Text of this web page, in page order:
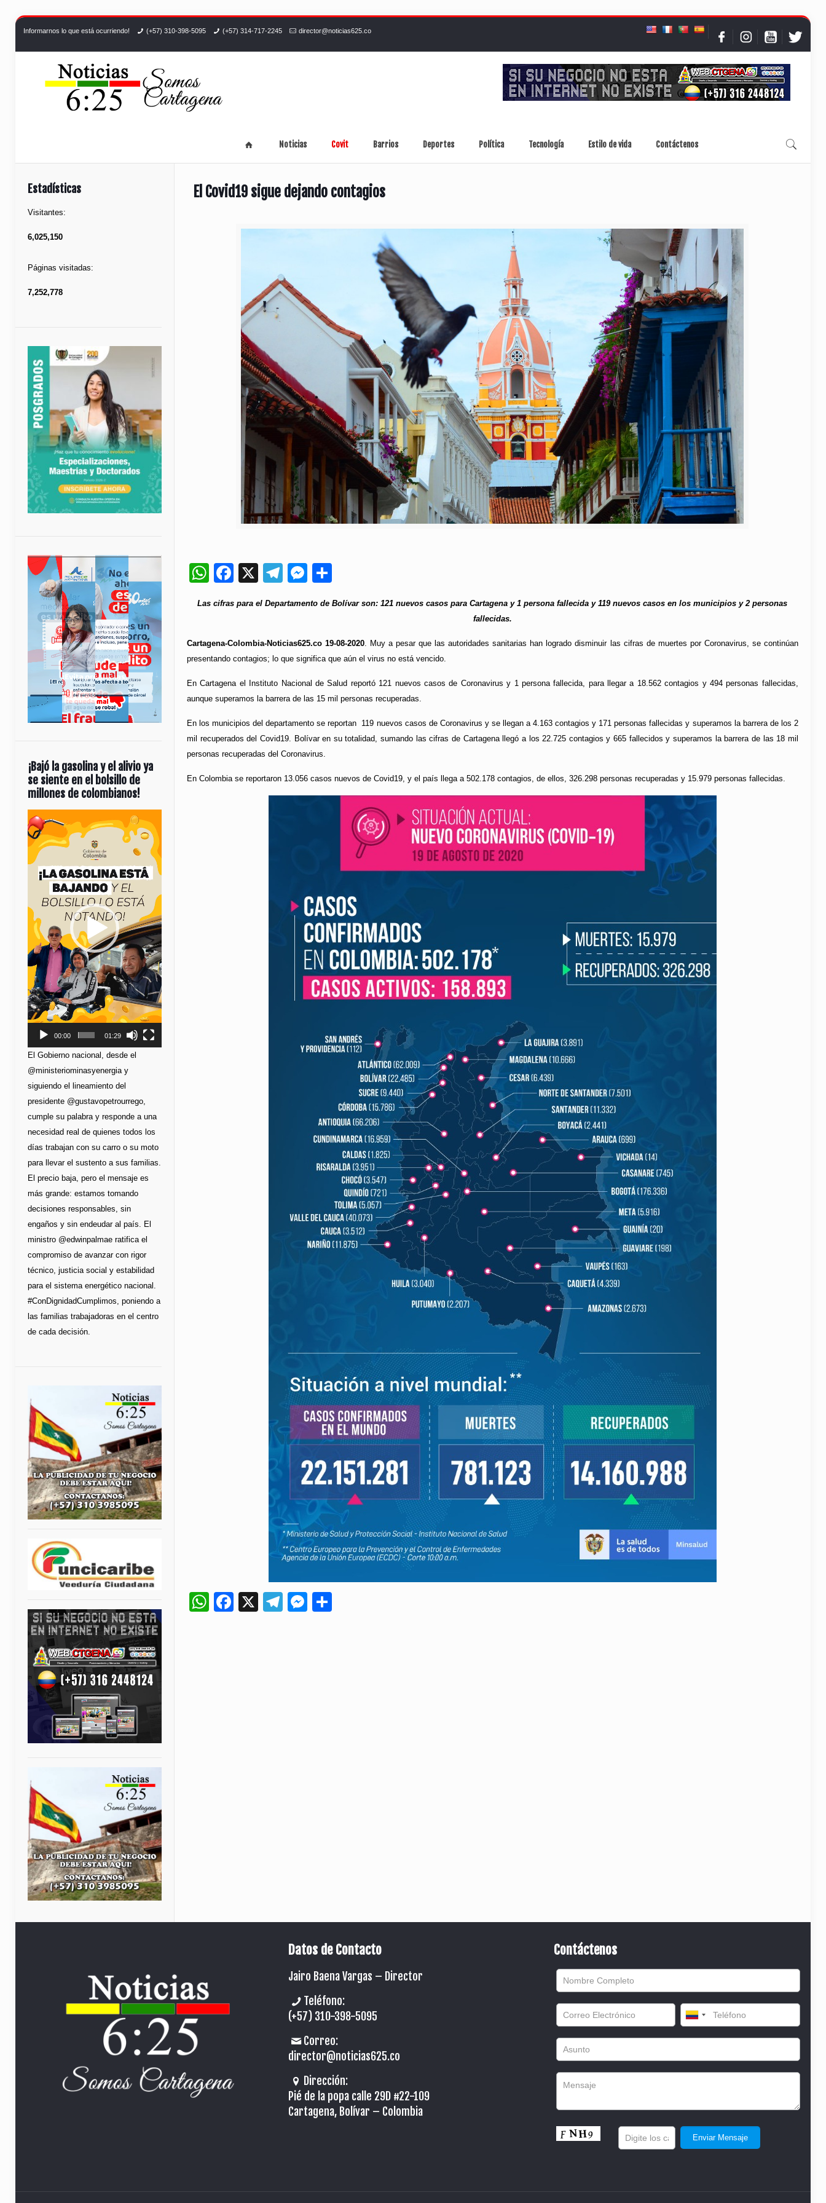
Informarnos lo que está ocurriendo! (+57) 310-398-5095 (+57) 314-717-2245 director@noticias625.co
Noticias Covit Barrios Deportes Política Tecnología Estilo de vida Contáctenos
El Covid19 sigue dejando contagios
WhatsApp
Facebook
X Telegram
Messenger
Las cifras para el Departamento de Bolívar son: 121 nuevos casos para Cartagena y 1 persona fallecida y 119 nuevos casos en los municipios y 2 personas
fallecidas.
Cartagena-Colombia-Noticias625.co 19-08-2020. Muy a pesar que las autoridades sanitarias han logrado disminuir las cifras de muertes por Coronavirus, se continúan
presentando contagios; lo que significa que aún el virus no está vencido.
En Cartagena el Instituto Nacional de Salud reportó 121 nuevos casos de Coronavirus y 1 persona fallecida, para llegar a 18.562 contagios y 494 personas fallecidas,
aunque superamos la barrera de las 15 mil personas recuperadas.
En los municipios del departamento se reportan 119 nuevos casos de Coronavirus y se llegan a 4.163 contagios y 171 personas fallecidas y superamos la barrera de los 2
mil recuperados del Covid19. Bolívar en su totalidad, sumando las cifras de Cartagena llegó a los 22.725 contagios y 665 fallecidos y superamos la barrera de las 18 mil
personas recuperadas del Coronavirus.
En Colombia se reportaron 13.056 casos nuevos de Covid19, y el país llega a 502.178 contagios, de ellos, 326.298 personas recuperadas y 15.979 personas fallecidas.
WhatsApp
Facebook
X Telegram
Messenger
Estadísticas
Visitantes:
6,025,150
Páginas visitadas:
7,252,778
¡Bajó la gasolina y el alivio ya
se siente en el bolsillo de
millones de colombianos!
Reproductor
de
vídeo
00:00 01:29
El Gobierno nacional, desde el
@ministeriominasyenergia y
siguiendo el lineamiento del
presidente @gustavopetrourrego,
cumple su palabra y responde a una
necesidad real de quienes todos los
días trabajan con su carro o su moto
para llevar el sustento a sus familias.
El precio baja, pero el mensaje es
más grande: estamos tomando
decisiones responsables, sin
engaños y sin endeudar al país. El
ministro @edwinpalmae ratifica el
compromiso de avanzar con rigor
técnico, justicia social y estabilidad
para el sistema energético nacional.
#ConDignidadCumplimos, poniendo a
las familias trabajadoras en el centro
de cada decisión.
Datos de Contacto
Jairo Baena Vargas – Director
Teléfono:
(+57) 310-398-5095
Correo:
director@noticias625.co
Dirección:
Pié de la popa calle 29D #22-109
Cartagena, Bolívar – Colombia
Contáctenos